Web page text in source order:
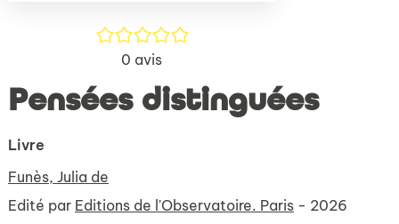
/5
0 avis
Pensées distinguées
Livre
Funès, Julia de
Edité par Editions de l'Observatoire. Paris - 2026